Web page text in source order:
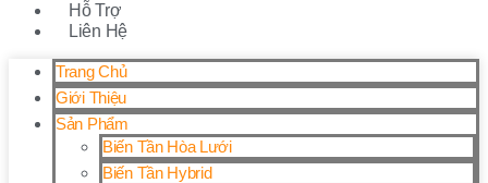
Hỗ Trợ
Liên Hệ
Trang Chủ
Giới Thiệu
Sản Phẩm
Biến Tần Hòa Lưới
Biến Tần Hybrid